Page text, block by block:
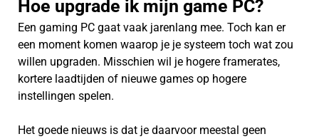
Hoe upgrade ik mijn game PC?
Een gaming PC gaat vaak jarenlang mee. Toch kan er
een moment komen waarop je je systeem toch wat zou
willen upgraden. Misschien wil je hogere framerates,
kortere laadtijden of nieuwe games op hogere
instellingen spelen.
Het goede nieuws is dat je daarvoor meestal geen